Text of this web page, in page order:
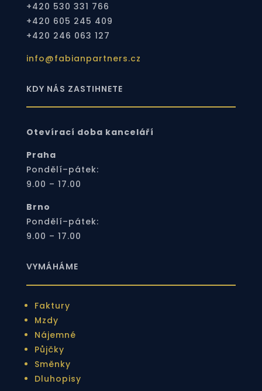
+420 530 331 766
+420 605 245 409
+420 246 063 127
info@fabianpartners.cz
KDY NÁS ZASTIHNETE
Otevírací doba kanceláří
Praha
Pondělí–pátek:
9.00 – 17.00
Brno
Pondělí–pátek:
9.00 – 17.00
VYMÁHÁME
Faktury
Mzdy
Nájemné
Půjčky
Směnky
Dluhopisy